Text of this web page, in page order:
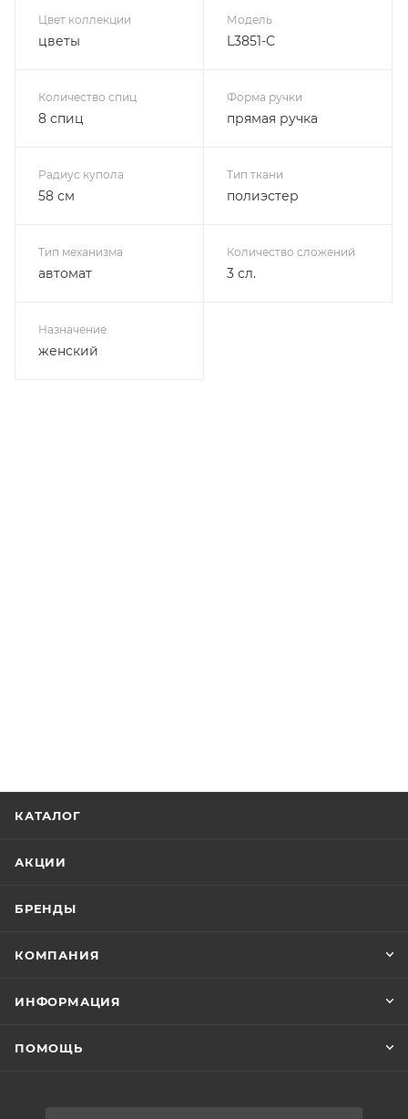
Цвет коллекции
цветы
Модель
L3851-С
Количество спиц
8 спиц
Форма ручки
прямая ручка
Радиус купола
58 см
Тип ткани
полиэстер
Тип механизма
автомат
Количество сложений
3 сл.
Назначение
женский
КАТАЛОГ
АКЦИИ
БРЕНДЫ
КОМПАНИЯ
ИНФОРМАЦИЯ
ПОМОЩЬ